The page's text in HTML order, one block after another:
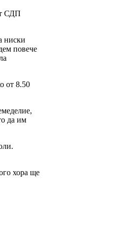
СДП
ниски
повече
от 8.50
да им
хора ще